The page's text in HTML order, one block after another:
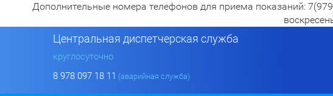
Дополнительные номера телефонов для приема показаний:
Центральная диспетчерская служба
круглосуточно
8 978 097 18 11 (аварийная служба)